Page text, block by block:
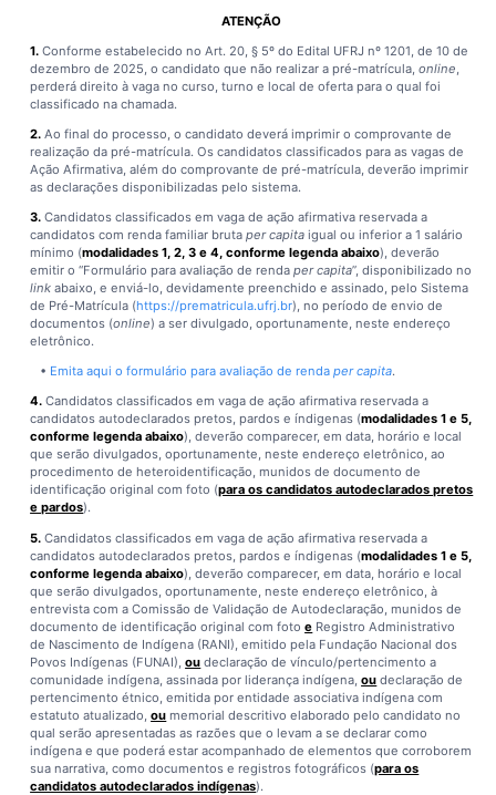
ATENÇÃO
1. Conforme estabelecido no Art. 20, § 5º do Edital UFRJ nº 1201, de 10 de
dezembro de 2025, o candidato que não realizar a pré-matrícula,online
perderá direito à vaga no curso, turno e local de oferta para o qual foi
classificado na chamada.
2. Ao final do processo, o candidato deverá imprimir o comprovante de
realização da pré-matrícula. Os candidatos classificados para as vagas de
Ação Afirmativa, além do comprovante de pré-matrícula, deverão imprimir
as declarações disponibilizadas pelo sistema.
3. Candidatos classificados em vaga de ação afirmativa reservada a
candidatos com renda familiar brutaper capita igual ou inferior a 1 salário
mínimo (modalidades 1, 2, 3 e 4, conforme legenda abaixo), deverão
emitir o “Formulário para avaliação de rendaper capita”, disponibilizado no
link abaixo, e enviá-lo, devidamente preenchido e assinado, pelo Sistema
de Pré-Matrícula (https://prematricula.ufrj.br), no período de envio de
documentos (online) a ser divulgado, oportunamente, neste endereço
eletrônico.
• Emita aqui o formulário para avaliação de rendaper capita.
4. Candidatos classificados em vaga de ação afirmativa reservada a
candidatos autodeclarados pretos, pardos e índigenas (modalidades 1 e 5,
conforme legenda abaixo), deverão comparecer, em data, horário e local
que serão divulgados, oportunamente, neste endereço eletrônico, ao
procedimento de heteroidentificação, munidos de documento de
identificação original com foto (para os candidatos autodeclarados pretos
e pardos).
5. Candidatos classificados em vaga de ação afirmativa reservada a
candidatos autodeclarados pretos, pardos e índigenas (modalidades 1 e 5,
conforme legenda abaixo), deverão comparecer, em data, horário e local
que serão divulgados, oportunamente, neste endereço eletrônico, à
entrevista com a Comissão de Validação de Autodeclaração, munidos de
documento de identificação original com fotoe Registro Administrativo
de Nascimento de Indígena (RANI), emitido pela Fundação Nacional dos
Povos Indígenas (FUNAI),ou declaração de vínculo/pertencimento a
comunidade indígena, assinada por liderança indígena,ou declaração de
pertencimento étnico, emitida por entidade associativa indígena com
estatuto atualizado,ou memorial descritivo elaborado pelo candidato no
qual serão apresentadas as razões que o levam a se declarar como
indígena e que poderá estar acompanhado de elementos que corroborem
sua narrativa, como documentos e registros fotográficos (para os
candidatos autodeclarados indígenas).